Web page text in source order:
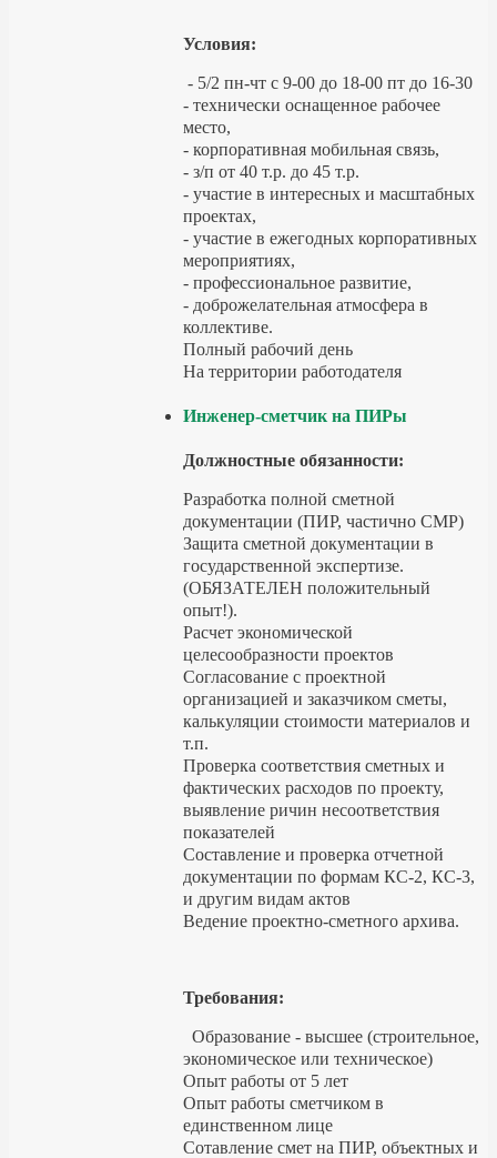
Условия:
- 5/2 пн-чт с 9-00 до 18-00 пт до 16-30
- технически оснащенное рабочее
место,
- корпоративная мобильная связь,
- з/п от 40 т.р. до 45 т.р.
- участие в интересных и масштабных
проектах,
- участие в ежегодных корпоративных
мероприятиях,
- профессиональное развитие,
- доброжелательная атмосфера в
коллективе.
Полный рабочий день
На территории работодателя
Инженер-сметчик на ПИРы
Должностные обязанности:
Разработка полной сметной
документации (ПИР, частично СМР)
Защита сметной документации в
государственной экспертизе.
(ОБЯЗАТЕЛЕН положительный
опыт!).
Расчет экономической
целесообразности проектов
Согласование с проектной
организацией и заказчиком сметы,
калькуляции стоимости материалов и
т.п.
Проверка соответствия сметных и
фактических расходов по проекту,
выявление ричин несоответствия
показателей
Составление и проверка отчетной
документации по формам КС-2, КС-3,
и другим видам актов
Ведение проектно-сметного архива.
Требования:
Образование - высшее (строительное,
экономическое или техническое)
Опыт работы от 5 лет
Опыт работы сметчиком в
единственном лице
Сотавление смет на ПИР, объектных и